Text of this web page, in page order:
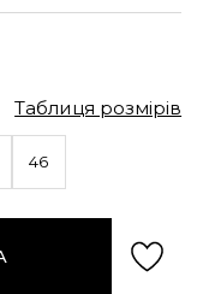
Таблиця розмірів
46